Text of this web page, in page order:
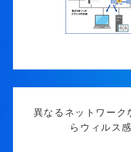
異なるネットワーク
らウィルス